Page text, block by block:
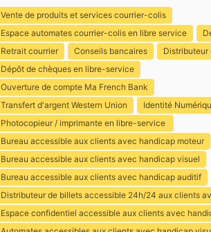
Vente de produits et services courrier-colis
Espace automates courrier-colis en libre service
Retrait courrier
Conseils bancaires
Distributeur
Dépôt de chèques en libre-service
Ouverture de compte Ma French Bank
Transfert d'argent Western Union
Identité
Photocopieur / imprimante en libre-service
Bureau accessible aux clients avec handicap moteur
Bureau accessible aux clients avec handicap visuel
Bureau accessible aux clients avec handicap auditif
Distributeur de billets accessible 24h/24 aux clients
Espace confidentiel accessible aux clients avec